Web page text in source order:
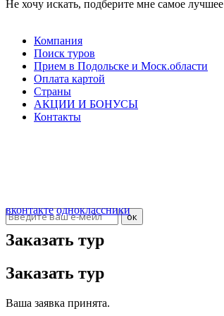
Не хочу искать, подберите мне самое лучшее
Компания
Поиск туров
Прием в Подольске и Моск.области
Оплата картой
Страны
АКЦИИ И БОНУСЫ
Контакты
вконтакте одноклассники
Заказать тур
Заказать тур
Ваша заявка принята.